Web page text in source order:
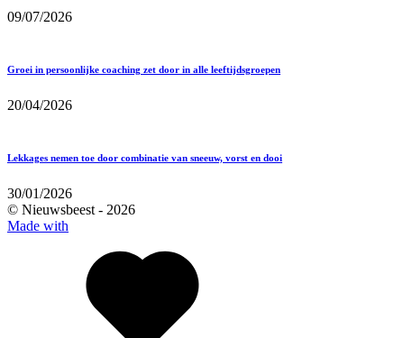
09/07/2026
Groei in persoonlijke coaching zet door in alle leeftijdsgroepen
20/04/2026
Lekkages nemen toe door combinatie van sneeuw, vorst en dooi
30/01/2026
© Nieuwsbeest - 2026
Made with